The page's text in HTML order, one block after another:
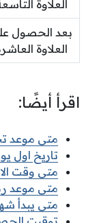
العلاوة
بعد الحصول
العلاوة
اقرأ أيضًا:
متى موعد تحري
تاريخ اول يوم
متى وقت
متى موعد
متى يبدأ شهر